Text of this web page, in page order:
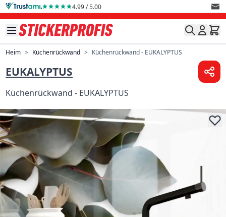
Direkt zum Inhalt 4.99 / 5.00
Heim > Küchenrückwand > Küchenrückwand - EUKALYPTUS
EUKALYPTUS
Küchenrückwand - EUKALYPTUS